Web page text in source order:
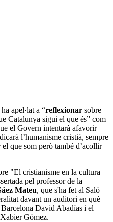
apel·lat a “reflexionar sobre
Catalunya sigui el que és” com
el Govern intentarà afavorir
l’humanisme cristià, sempre
que som però també d’acollir
"El cristianisme en la cultura
pel professor de la
Mateu, que s'ha fet al Saló
davant un auditori en què
Barcelona David Abadías i el
Gómez.